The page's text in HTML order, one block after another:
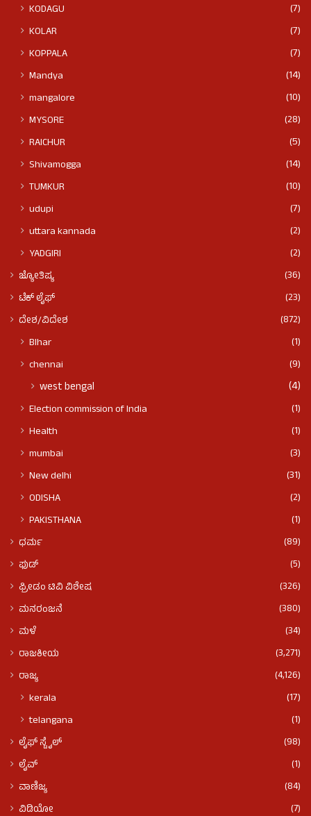
KODAGU
(7)
KOLAR
(7)
KOPPALA
(7)
Mandya
(14)
mangalore
(10)
MYSORE
(28)
RAICHUR
(5)
Shivamogga
(14)
TUMKUR
(10)
udupi
(7)
uttara kannada
(2)
YADGIRI
(2)
ಜ್ಯೋತಿಷ್ಯ
(36)
ಟೆಕ್ ಲೈಫ್
(23)
ದೇಶ/ವಿದೇಶ
(872)
BIhar
(1)
chennai
(9)
west bengal (4)
Election commission of India
(1)
Health
(1)
mumbai
(3)
New delhi
(31)
ODISHA
(2)
PAKISTHANA
(1)
ಧರ್ಮ
(89)
ಫುಡ್​​
(5)
ಫ್ರೀಡಂ ಟಿವಿ ವಿಶೇಷ
(326)
ಮನರಂಜನೆ
(380)
ಮಳೆ
(34)
ರಾಜಕೀಯ
(3,271)
ರಾಜ್ಯ
(4,126)
kerala
(17)
telangana
(1)
ಲೈಫ್ ಸ್ಟೈಲ್
(98)
ಲೈವ್
(1)
ವಾಣಿಜ್ಯ
(84)
ವಿಡಿಯೋ
(7)